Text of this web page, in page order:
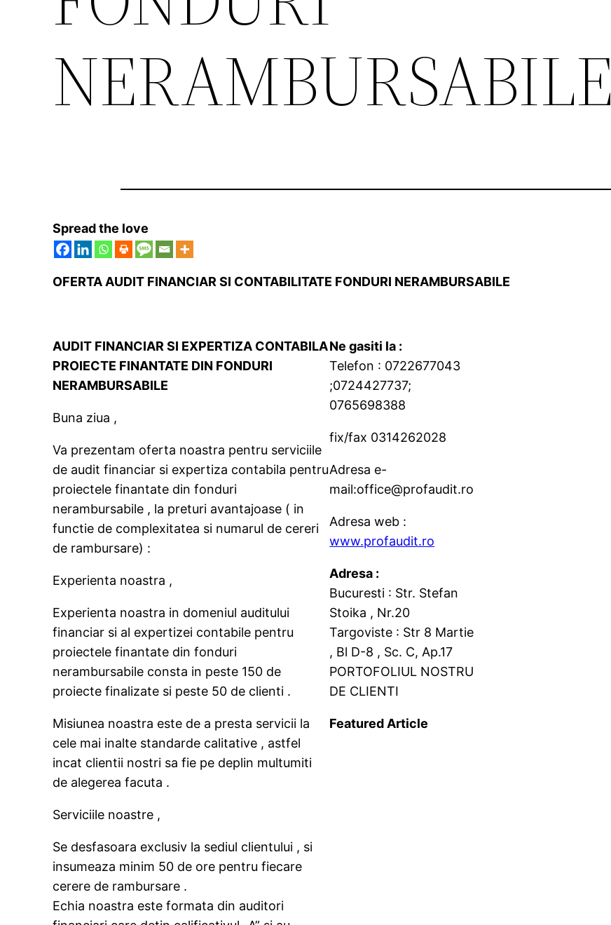
NERAMBURSABILE
Spread the love
OFERTA AUDIT FINANCIAR SI CONTABILITATE FONDURI NERAMBURSABILE
AUDIT FINANCIAR SI EXPERTIZA CONTABILA
PROIECTE FINANTATE DIN FONDURI
NERAMBURSABILE
Buna ziua ,
Va prezentam oferta noastra pentru serviciile
de audit financiar si expertiza contabila pentru
proiectele finantate din fonduri
nerambursabile , la preturi avantajoase ( in
functie de complexitatea si numarul de cereri
de rambursare) :
Experienta noastra ,
Experienta noastra in domeniul auditului
financiar si al expertizei contabile pentru
proiectele finantate din fonduri
nerambursabile consta in peste 150 de
proiecte finalizate si peste 50 de clienti .
Misiunea noastra este de a presta servicii la
cele mai inalte standarde calitative , astfel
incat clientii nostri sa fie pe deplin multumiti
de alegerea facuta .
Serviciile noastre ,
Se desfasoara exclusiv la sediul clientului , si
insumeaza minim 50 de ore pentru fiecare
cerere de rambursare .
Echia noastra este formata din auditori
Ne gasiti la :
Telefon : 0722677043
;0724427737;
0765698388
fix/fax 0314262028
Adresa e-
mail:office@profaudit.ro
Adresa web :
www.profaudit.ro
Adresa :
Bucuresti : Str. Stefan
Stoika , Nr.20
Targoviste : Str 8 Martie
, Bl D-8 , Sc. C, Ap.17
PORTOFOLIUL NOSTRU
DE CLIENTI
Featured Article